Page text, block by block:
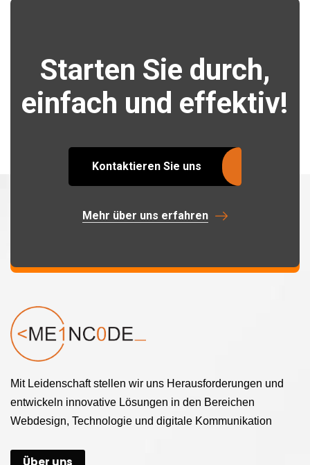
Starten Sie durch,
einfach und effektiv!
Kontaktieren Sie uns
Mehr über uns erfahren
Mit Leidenschaft stellen wir uns Herausforderungen und
entwickeln innovative Lösungen in den Bereichen
Webdesign, Technologie und digitale Kommunikation
Über uns